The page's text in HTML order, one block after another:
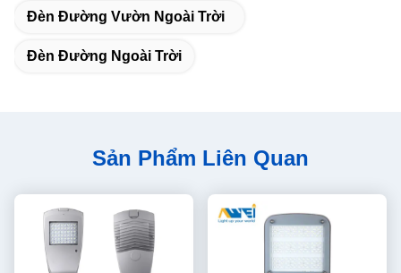
Đèn Đường Vườn Ngoài Trời
Đèn Đường Ngoài Trời
Sản Phẩm Liên Quan